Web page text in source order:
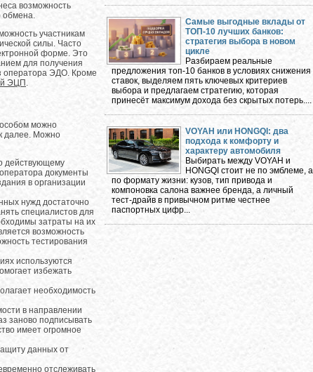
возможность
обмена.
участникам
силы. Часто
форме. Это
для получения
оператора ЭДО. Кроме
ЭЦП .
можно
далее. Можно
действующему
документы
в организации
нужд достаточно
специалистов для
затраты на их
возможность
тестирования
используются
избежать
необходимость
в направлении
заново подписывать
имеет огромное
данных от
отслеживать
Самые выгодные вклады от
ТОП-10 лучших банков:
стратегия выбора в новом
цикле
Разбираем реальные
предложения топ-10 банков в условиях снижения
ставок, выделяем пять ключевых критериев
выбора и предлагаем стратегию, которая
принесёт максимум дохода без скрытых потерь....
VOYAH или HONGQI: два
подхода к комфорту и
характеру автомобиля
Выбирать между VOYAH и
HONGQI стоит не по эмблеме, а
по формату жизни: кузов, тип привода и
компоновка салона важнее бренда, а личный
тест-драйв в привычном ритме честнее
паспортных цифр...